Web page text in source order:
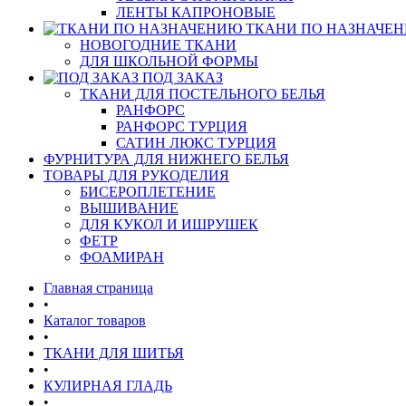
ЛЕНТЫ КАПРОНОВЫЕ
ТКАНИ ПО
НОВОГОДНИЕ ТКАНИ
ДЛЯ ШКОЛЬНОЙ ФОРМЫ
ПОД ЗАКАЗ
ТКАНИ ДЛЯ ПОСТЕЛЬНОГО БЕЛЬЯ
РАНФОРС
РАНФОРС ТУРЦИЯ
САТИН ЛЮКС ТУРЦИЯ
ФУРНИТУРА ДЛЯ НИЖНЕГО БЕЛЬЯ
ТОВАРЫ ДЛЯ РУКОДЕЛИЯ
БИСЕРОПЛЕТЕНИЕ
ВЫШИВАНИЕ
ДЛЯ КУКОЛ И ИШРУШЕК
ФЕТР
ФОАМИРАН
Главная страница
•
Каталог товаров
•
ТКАНИ ДЛЯ ШИТЬЯ
•
КУЛИРНАЯ ГЛАДЬ
•